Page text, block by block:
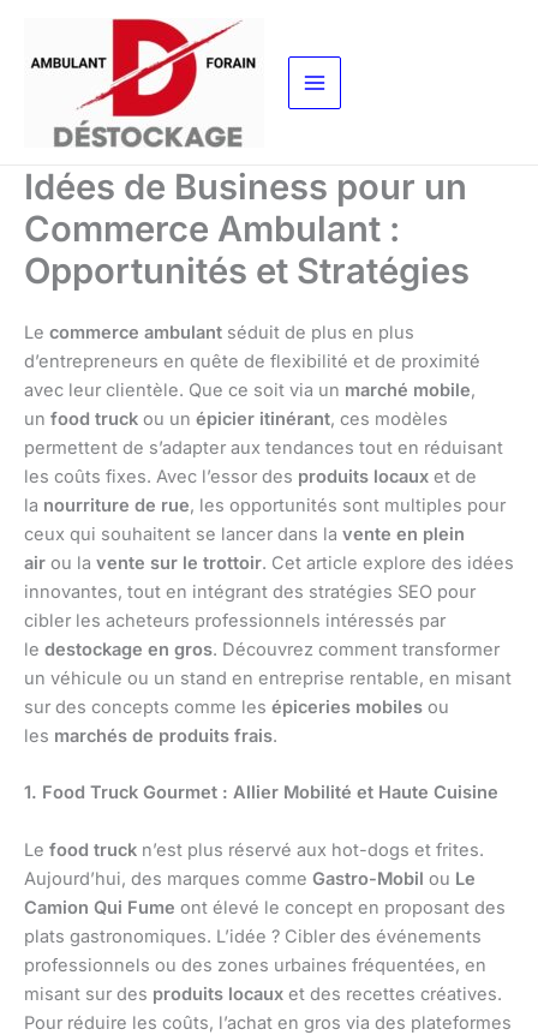
contenu
Idées de Business pour un
Commerce Ambulant :
Opportunités et Stratégies
Le commerce ambulant séduit de plus en plus
d’entrepreneurs en quête de flexibilité et de proximité
avec leur clientèle. Que ce soit via un marché mobile,
un food truck ou un épicier itinérant, ces modèles
permettent de s’adapter aux tendances tout en réduisant
les coûts fixes. Avec l’essor des produits locaux et de
la nourriture de rue, les opportunités sont multiples pour
ceux qui souhaitent se lancer dans la vente en plein
air ou la vente sur le trottoir. Cet article explore des idées
innovantes, tout en intégrant des stratégies SEO pour
cibler les acheteurs professionnels intéressés par
le destockage en gros. Découvrez comment transformer
un véhicule ou un stand en entreprise rentable, en misant
sur des concepts comme les épiceries mobiles ou
les marchés de produits frais.
1. Food Truck Gourmet : Allier Mobilité et Haute Cuisine
Le food truck n’est plus réservé aux hot-dogs et frites.
Aujourd’hui, des marques comme Gastro-Mobil ou Le
Camion Qui Fume ont élevé le concept en proposant des
plats gastronomiques. L’idée ? Cibler des événements
professionnels ou des zones urbaines fréquentées, en
misant sur des produits locaux et des recettes créatives.
Pour réduire les coûts, l’achat en gros via des plateformes